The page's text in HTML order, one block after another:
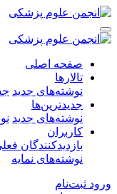
صفحه اصلی
تالارها
نوشته‌های جدید
جدیدترین‌ها
نوشته‌های جدید
کاربران
بازدیدکنندگان
نوشته‌های نمایه
ورود ثبت‌نام